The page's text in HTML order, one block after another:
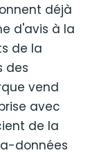
déjà
d'avis à la
de la
des
vend
avec
de la
données